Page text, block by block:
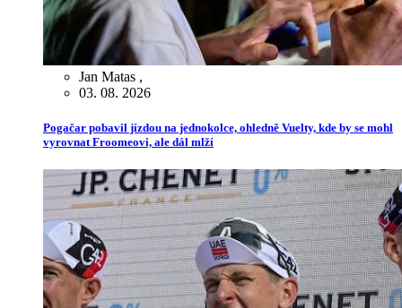
Jan Matas ,
03. 08. 2026
Pogačar pobavil jízdou na jednokolce, ohledně Vuelty, kde by se mohl
vyrovnat Froomeovi, ale dál mlží